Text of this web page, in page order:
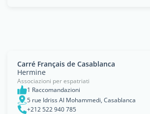
Carré Français de Casablanca
Hermine
Associazioni per espatriati
1 Raccomandazioni
5 rue Idriss Al Mohammedi, Casablanca
+212 522 940 785